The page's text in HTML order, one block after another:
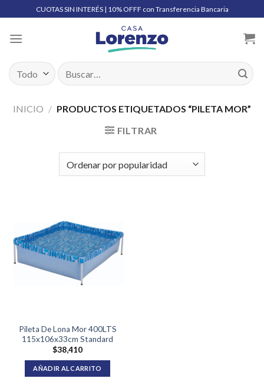
to
content
CUOTAS SIN INTERÉS | 10% OFFF con Transferencia Bancaria
Buscar
por:
INICIO / PRODUCTOS ETIQUETADOS “PILETA MOR”
FILTRAR
Pileta De Lona Mor 400LTS
115x106x33cm Standard
$38,410
AÑADIR AL CARRITO